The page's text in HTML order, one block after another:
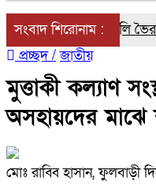
সংবাদ শিরোনাম :
বাউলশিল্পী পেহেলি
প্রচ্ছদ / জাতীয়
মুত্তাকী কল্যাণ
অসহায়দের মাঝে
মোঃ রাব্বি হাসান, ফুলবাড়ী